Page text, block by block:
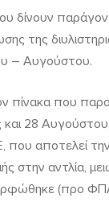
δίνουν
της
– Αυγούστου.
που
και 28
που αποτελεί
στην αντλία,
(προ